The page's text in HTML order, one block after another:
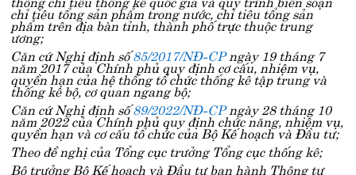
chỉ tiêu tổng sản phẩm trong nước, chỉ tiêu tổng sản
phẩm trên địa bàn tỉnh, thành phố trực thuộc trung
ương;
Căn cứ Nghị định số85/2017/NĐ-CPngày 19 tháng 7
năm 2017 của Chính phủ quy định cơ cấu, nhiệm vụ,
quyền hạn của hệ thống tổ chức thống kê tập trung và
thống kê bộ, cơ quan ngang bộ;
Căn cứ Nghị định số89/2022/NĐ-CPngày 28 tháng 10
năm 2022 của Chính phủ quy định chức năng, nhiệm vụ,
quyền hạn và cơ cấu tổ chức của Bộ Kế hoạch và Đầu tư;
Theo đề nghị của Tổng cục trưởng Tổng cục thống kê;
Bộ trưởng Bộ Kế hoạch và Đầu tư ban hành Thông tư